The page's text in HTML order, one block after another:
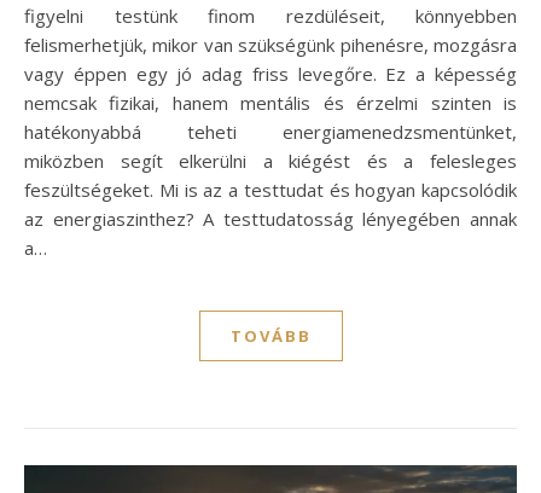
figyelni testünk finom rezdüléseit, könnyebben
felismerhetjük, mikor van szükségünk pihenésre, mozgásra
vagy éppen egy jó adag friss levegőre. Ez a képesség
nemcsak fizikai, hanem mentális és érzelmi szinten is
hatékonyabbá teheti energiamenedzsmentünket,
miközben segít elkerülni a kiégést és a felesleges
feszültségeket. Mi is az a testtudat és hogyan kapcsolódik
az energiaszinthez? A testtudatosság lényegében annak
a…
TOVÁBB